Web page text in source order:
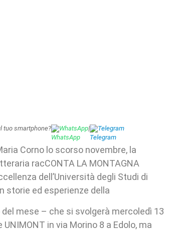
tuo smartphone? WhatsApp| Telegram
Corno lo scorso novembre, la
racCONTA LA MONTAGNA
dell’Università degli Studi di
storie ed esperienze della
mese – che si svolgerà mercoledì 13
in via Morino 8 a Edolo, ma